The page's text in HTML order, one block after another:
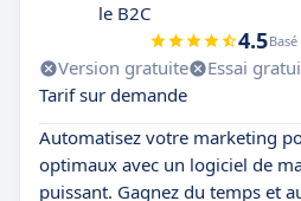
le B2C
4.5
Version gratuite Essai
Tarif sur demande
Automatisez votre marketing
optimaux avec un logiciel de
puissant. Gagnez du temps et